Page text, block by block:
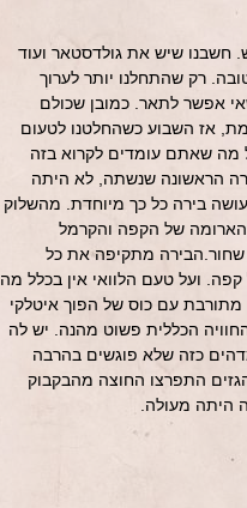
חשבנו שיש את גולדסטאר ועוד
רק שהתחלנו יותר לערוך
אפשר לתאר. כמובן שכולם
אז השבוע כשהחלטנו לטעום
מה שאתם עומדים לקרוא בזה
הראשונה שנשתה, לא היתה
בירה כל כך מיוחדת. מהשלוק
הארומה של הקפה והקרמל
מתקיפה את כל
ועל טעם הלוואי אין בכלל מה
עם כוס של הפוך איטלקי
הכללית פשוט מהנה. יש לה
כזה שלא פוגשים בהרבה
התפרצו החוצה מהבקבוק
היתה מעולה.